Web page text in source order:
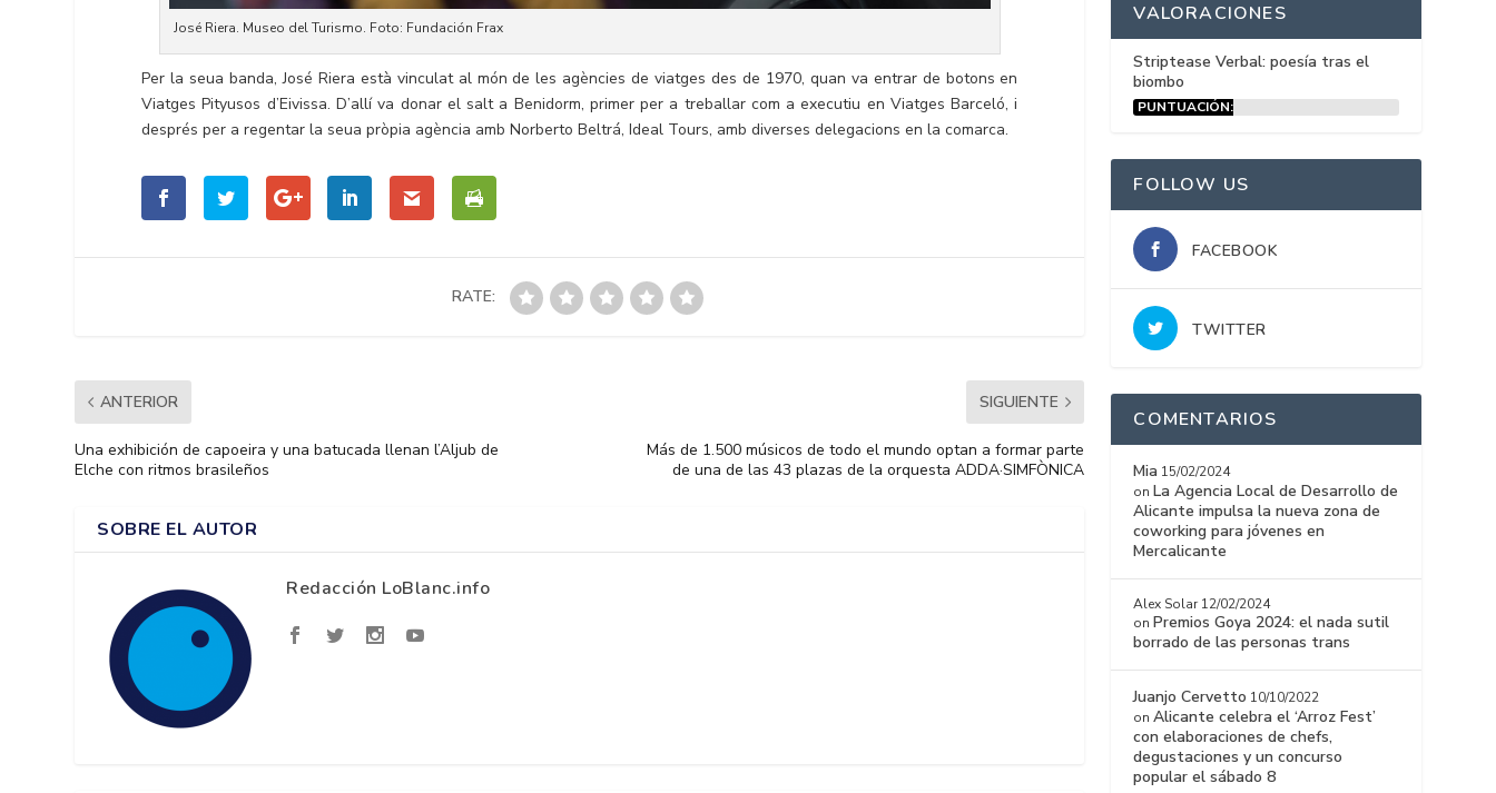
José Riera. Museo del Turismo. Foto: Fundación Frax
Per la seua banda, José Riera està vinculat al món de les agències de viatges des de 1970, quan va entrar de botons en
Viatges Pityusos d’Eivissa. D’allí va donar el salt a Benidorm, primer per a treballar com a executiu en Viatges Barceló, i
després per a regentar la seua pròpia agència amb Norberto Beltrá, Ideal Tours, amb diverses delegacions en la comarca.
RATE:
ANTERIOR
Una exhibición de capoeira y una batucada llenan l’Aljub de
Elche con ritmos brasileños
SIGUIENTE
Más de 1.500 músicos de todo el mundo optan a formar parte
de una de las 43 plazas de la orquesta ADDA·SIMFÒNICA
SOBRE EL AUTOR
Redacción LoBlanc.info
VALORACIONES
Striptease Verbal: poesía tras el
biombo
PUNTUACIÓN:
FOLLOW US
FACEBOOK
TWITTER
COMENTARIOS
Mia 15/02/2024
on La Agencia Local de Desarrollo de
Alicante impulsa la nueva zona de
coworking para jóvenes en
Mercalicante
Alex Solar 12/02/2024
on Premios Goya 2024: el nada sutil
borrado de las personas trans
Juanjo Cervetto 10/10/2022
onAlicante celebra el ‘Arroz Fest’
con elaboraciones de chefs,
degustaciones y un concurso
popular el sábado 8